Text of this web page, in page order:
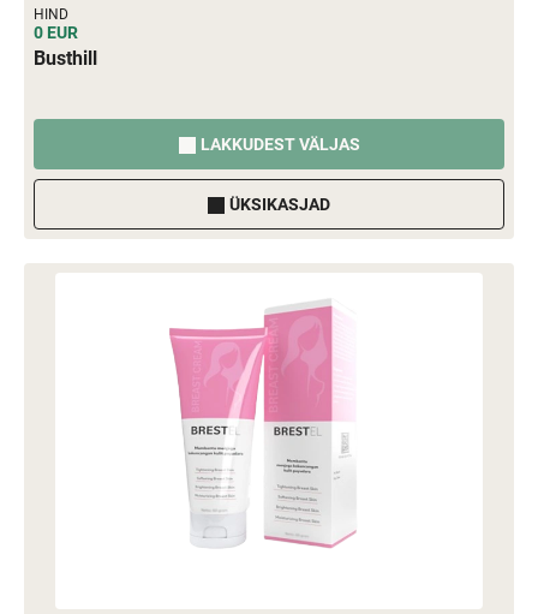
HIND
0 EUR
Busthill
LAKKUDEST VÄLJAS
ÜKSIKASJAD